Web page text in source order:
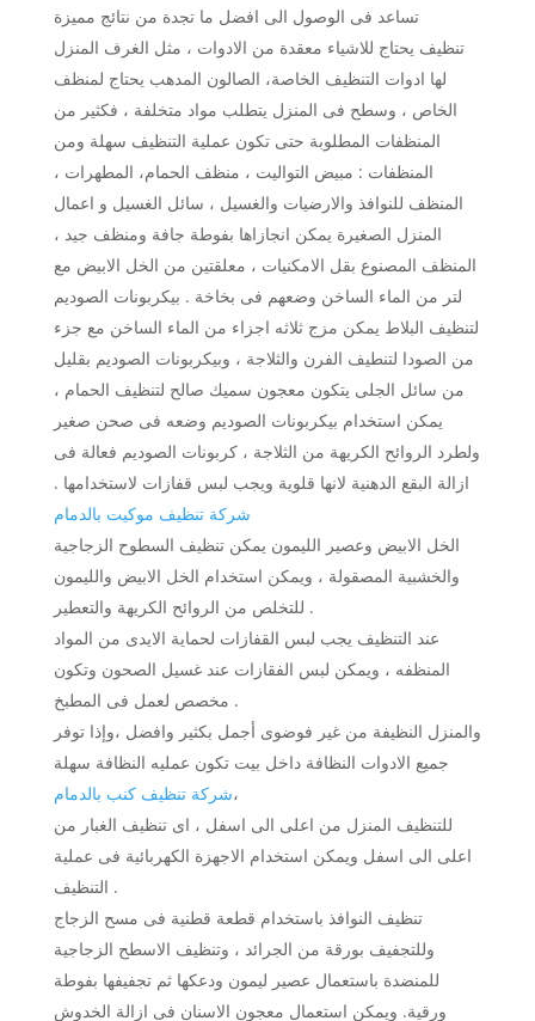
تساعد فى الوصول الى افضل ما تجدة من نتائج مميزة
تنظيف يحتاج للاشياء معقدة من الادوات ، مثل الغرف المنزل
لها ادوات التنظيف الخاصة، الصالون المدهب يحتاج لمنظف
الخاص ، وسطح فى المنزل يتطلب مواد متخلفة ، فكثير من
المنظفات المطلوبة حتى تكون عملية التنظيف سهلة ومن
المنظفات : مبيض التواليت ، منظف الحمام، المطهرات ،
المنظف للنوافذ والارضيات والغسيل ، سائل الغسيل و اعمال
المنزل الصغيرة يمكن انجازاها بفوطة جافة ومنظف جيد ،
المنظف المصنوع بقل الامكنيات ، معلقتين من الخل الابيض مع
لتر من الماء الساخن وضعهم فى بخاخة . بيكربونات الصوديم
لتنظيف البلاط يمكن مزج ثلاثه اجزاء من الماء الساخن مع جزء
من الصودا لتنطيف الفرن والثلاجة ، وبيكربونات الصوديم بقليل
من سائل الجلى يتكون معجون سميك صالح لتنظيف الحمام ،
يمكن استخدام بيكربونات الصوديم وضعه فى صحن صغير
ولطرد الروائح الكريهة من الثلاجة ، كربونات الصوديم فعالة فى
ازالة البقع الدهنية لانها قلوية ويجب لبس قفازات لاستخدامها .
شركة تنظيف موكيت بالدمام
الخل الابيض وعصير الليمون يمكن تنظيف السطوح الزجاجية
والخشبية المصقولة ، ويمكن استخدام الخل الابيض والليمون
للتخلص من الروائح الكريهة والتعطير .
عند التنظيف يجب لبس القفازات لحماية الايدى من المواد
المنظفه ، ويمكن لبس الفقازات عند غسيل الصحون وتكون
مخصص لعمل فى المطبخ .
والمنزل النظيفة من غير فوضوى أجمل بكثير وافضل ،وإذا توفر
جميع الادوات النظافة داخل بيت تكون عمليه النظافة سهلة
،شركة تنظيف كنب بالدمام
للتنظيف المنزل من اعلى الى اسفل ، اى تنظيف الغبار من
اعلى الى اسفل ويمكن استخدام الاجهزة الكهربائية فى عملية
التنظيف .
تنظيف النوافذ باستخدام قطعة قطنية فى مسح الزجاج
وللتجفيف بورقة من الجرائد ، وتنظيف الاسطح الزجاجية
للمنضدة باستعمال عصير ليمون ودعكها ثم تجفيفها بفوطة
ورقية. ويمكن استعمال معجون الاسنان فى ازالة الخدوش